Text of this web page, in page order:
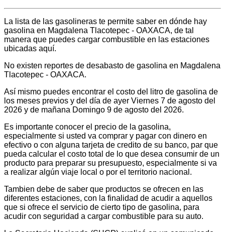
La lista de las gasolineras te permite saber en dónde hay
gasolina en Magdalena Tlacotepec - OAXACA, de tal
manera que puedes cargar combustible en las estaciones
ubicadas aquí.
No existen reportes de desabasto de gasolina en Magdalena
Tlacotepec - OAXACA.
Así mismo puedes encontrar el costo del litro de gasolina de
los meses previos y del día de ayer Viernes 7 de agosto del
2026 y de mañana Domingo 9 de agosto del 2026.
Es importante conocer el precio de la gasolina,
especialmente si usted va comprar y pagar con dinero en
efectivo o con alguna tarjeta de credito de su banco, par que
pueda calcular el costo total de lo que desea consumir de un
producto para preparar su presupuesto, especialmente si va
a realizar algún viaje local o por el territorio nacional.
Tambien debe de saber que productos se ofrecen en las
diferentes estaciones, con la finalidad de acudir a aquellos
que si ofrece el servicio de cierto tipo de gasolina, para
acudir con seguridad a cargar combustible para su auto.